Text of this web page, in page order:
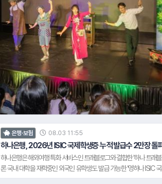
은행·보험 08.03 11:55
하나은행, 2026년 ISIC 국제학생증 누적 발급수 2만장 돌
하나은행은 해외여행 특화 서비스인 트래블로그와 결합한 '하나 트래
론 국내 대학을 재학중인 외국인 유학생도 발급 가능한 '영하나 ISIC
족하고 있다. 또한, 하나은행은 '영하나 ISIC 국제학생증 체크카드'를